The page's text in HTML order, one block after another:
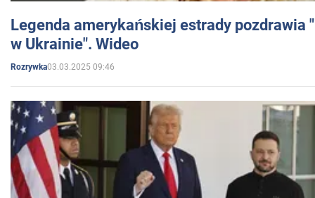
Legenda amerykańskiej estrady pozdrawia
w Ukrainie". Wideo
Rozrywka03.03.2025 09:46